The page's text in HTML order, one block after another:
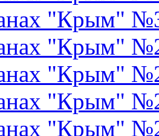
"Крым"
"Крым"
"Крым"
"Крым"
"Крым"